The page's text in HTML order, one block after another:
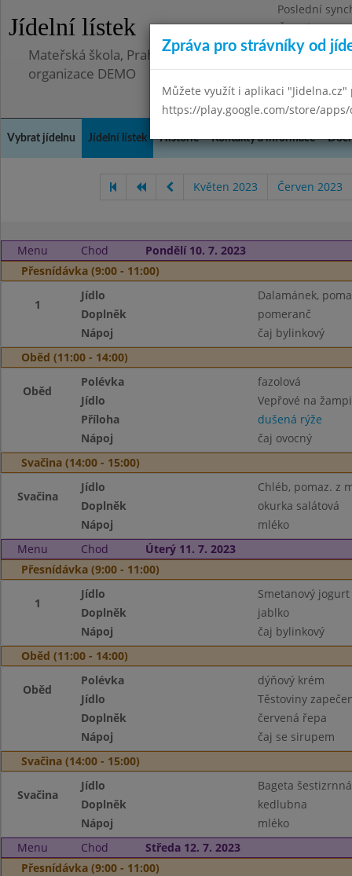
Jídelní lístek
Poslední
Čtvrtek
Mateřská škola, Praha 5 - Hlubočepy, Hlubočepská
organizace DEMO
Vybrat jídelnu Jídelní lístek Historie Kontakty a informace
Květen 2023 Červen 2023
Menu Chod
Pondělí 10. 7. 2023
Přesnídávka (9:00 - 11:00)
1
Jídlo
Dalamánek,
Doplněk
pomeranč
Nápoj
čaj bylinkový
Oběd (11:00 - 14:00)
Oběd
Polévka
fazolová
Jídlo
Vepřové na
Příloha
dušená rýže
Nápoj
čaj ovocný
Svačina (14:00 - 15:00)
Svačina
Jídlo
Chléb, pomaz. z
Doplněk
okurka salátová
Nápoj
mléko
Menu
Chod
Úterý 11. 7. 2023
Přesnídávka (9:00 - 11:00)
1
Jídlo
Smetanový
Doplněk
jablko
Nápoj
čaj bylinkový
Oběd (11:00 - 14:00)
Oběd
Polévka
dýňový krém
Jídlo
Těstoviny
Doplněk
červená řepa
Nápoj
čaj se sirupem
Svačina (14:00 - 15:00)
Svačina
Jídlo
Bageta
Doplněk
kedlubna
Nápoj
mléko
Menu
Chod
Středa 12. 7. 2023
Přesnídávka (9:00 - 11:00)
Zpráva pro strávníky od
Můžete využít i aplikaci
https://play.google.com/store/